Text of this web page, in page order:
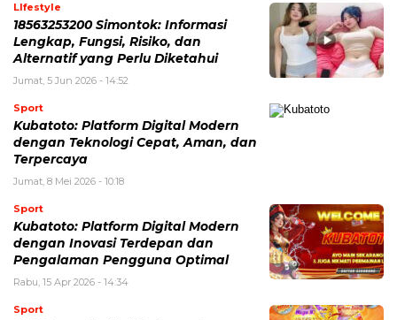
LIfestyle
18563253200 Simontok: Informasi
Lengkap, Fungsi, Risiko, dan
Alternatif yang Perlu Diketahui
Jumat, 5 Jun 2026 - 14:52
Sport
Kubatoto: Platform Digital Modern
dengan Teknologi Cepat, Aman, dan
Terpercaya
Jumat, 8 Mei 2026 - 10:18
Sport
Kubatoto: Platform Digital Modern
dengan Inovasi Terdepan dan
Pengalaman Pengguna Optimal
Rabu, 15 Apr 2026 - 14:34
Sport